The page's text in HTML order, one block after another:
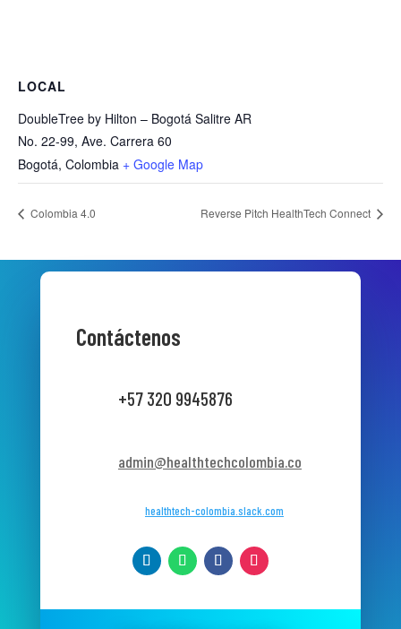
LOCAL
DoubleTree by Hilton – Bogotá Salitre AR
No. 22-99, Ave. Carrera 60
Bogotá, Colombia + Google Map
Colombia 4.0 Reverse Pitch HealthTech Connect
Contáctenos
+57 320 9945876
admin@healthtechcolombia.co
healthtech-colombia.slack.com